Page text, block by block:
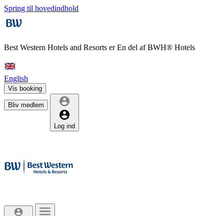
Spring til hovedindhold
Best Western Hotels and Resorts erEn del af BWH® Hotels
English
Vis booking
Bliv medlem
Log ind